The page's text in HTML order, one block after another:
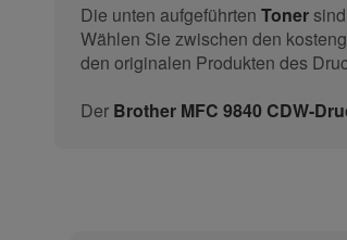
Die unten aufgeführten Toner
Wählen Sie zwischen den
den originalen Produkten des
Der Brother MFC 9840 CDW-